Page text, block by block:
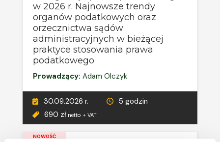
egzaminu na doradcę podatkowego. Sekretarz
redakcji międzynarodowego czasopisma
podatkowego Analizy i Studia CASP.
w 2026 r. Najnowsze trendy
organów podatkowych oraz
orzecznictwa sądów
administracyjnych w bieżącej
praktyce stosowania prawa
podatkowego
Prowadzący: Adam Olczyk
30.09.2026 r.
5 godzin
690 zł netto + VAT
NOWOŚĆ